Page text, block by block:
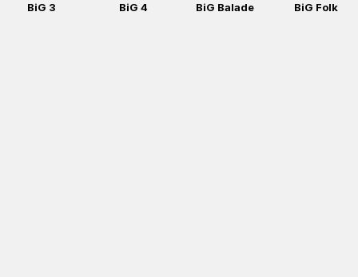
BiG 3 BiG 4 BiG Balade BiG Folk